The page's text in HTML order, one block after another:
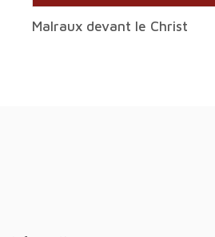
Malraux devant le Christ